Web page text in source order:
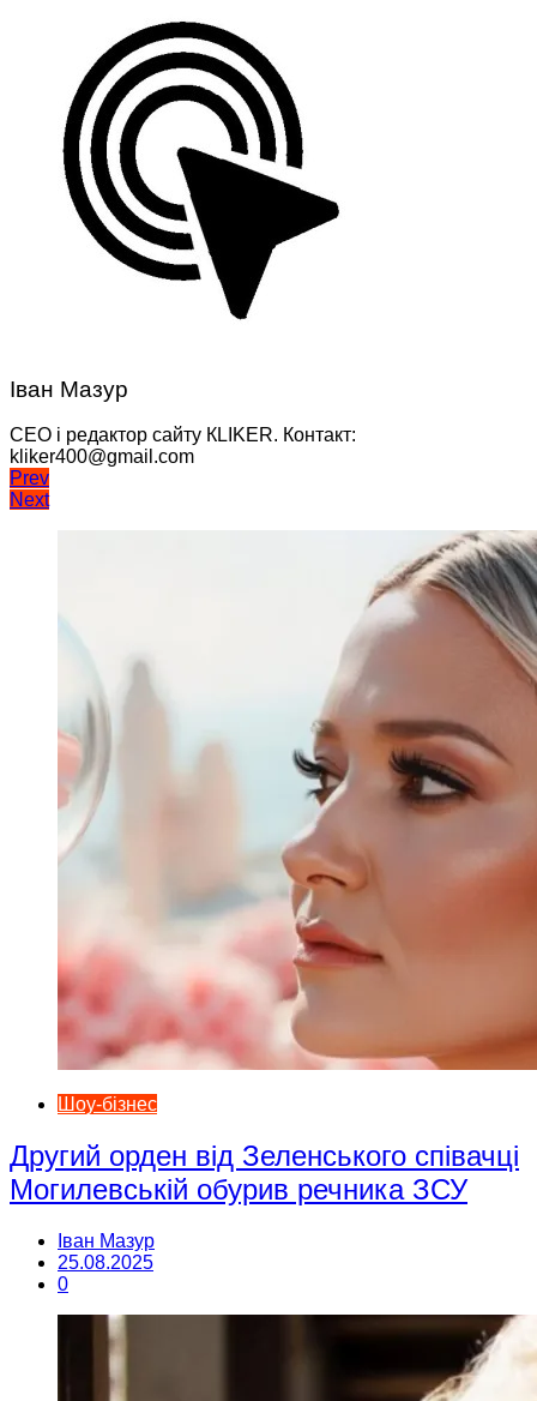
Іван Мазур
CEO і редактор сайту КLIKER. Контакт:
kliker400@gmail.com
Навігація
записів
Prev
Next
Шоу-бізнес
Другий орден від Зеленського співачці
Могилевській обурив речника ЗСУ
Іван Мазур
25.08.2025
0